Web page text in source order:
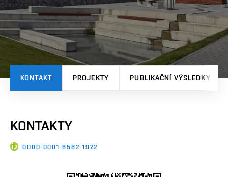
KONTAKT PROJEKTY PUBLIKAČNÍ VÝSLEDKY
KONTAKTY
0000-0001-6562-1922